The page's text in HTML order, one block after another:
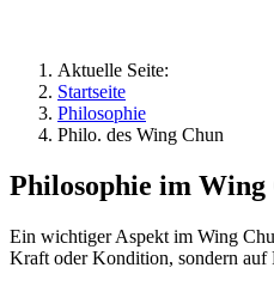
Aktuelle Seite:
Startseite
Philosophie
Philo. des Wing Chun
Philosophie im Wing
Ein wichtiger Aspekt im Wing
Kraft oder Kondition, sondern